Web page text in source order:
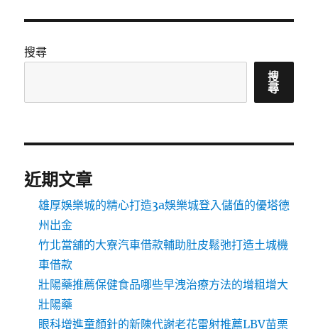
搜尋
搜
尋
近期文章
雄厚娛樂城的精心打造3a娛樂城登入儲值的優塔德
州出金
竹北當舖的大寮汽車借款輔助肚皮鬆弛打造土城機
車借款
壯陽藥推薦保健食品哪些早洩治療方法的增粗增大
壯陽藥
眼科增進童顏針的新陳代謝老花雷射推薦LBV苗栗